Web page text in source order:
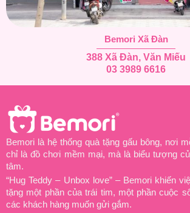
Bemori Xã Đàn
388 Xã Đàn, Văn Miếu
03 3989 6616
Bemori là hệ thống quà tặng gấu bông, nơi
chỉ là đồ chơi mềm mại, mà là biểu tượng
tâm.
“Hug Teddy – Unbox love” – Bemori khiến
tặng một phần của trái tim, một phần cuộc
các khách hàng muốn gửi gắm.